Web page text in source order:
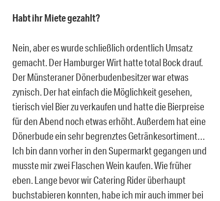
Habt ihr Miete gezahlt?
Nein, aber es wurde schließlich ordentlich Umsatz
gemacht. Der Hamburger Wirt hatte total Bock drauf.
Der Münsteraner Dönerbudenbesitzer war etwas
zynisch. Der hat einfach die Möglichkeit gesehen,
tierisch viel Bier zu verkaufen und hatte die Bierpreise
für den Abend noch etwas erhöht. Außerdem hat eine
Dönerbude ein sehr begrenztes Getränkesortiment…
Ich bin dann vorher in den Supermarkt gegangen und
musste mir zwei Flaschen Wein kaufen. Wie früher
eben. Lange bevor wir Catering Rider überhaupt
buchstabieren konnten, habe ich mir auch immer bei